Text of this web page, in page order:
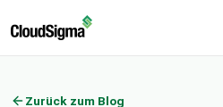
Zurück zum Blog